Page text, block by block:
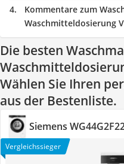
Kommentare zum
Waschmitteldosierung
Die besten
Wählen Sie Ihren
aus der Bestenliste.
Siemens
Vergleichssieger